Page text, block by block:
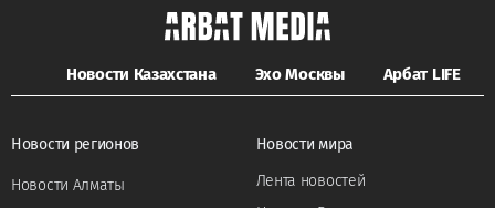
Новости Казахстана Эхо Москвы Арбат LIFE
Новости регионов
Новости Алматы
Новости мира
Лента новостей